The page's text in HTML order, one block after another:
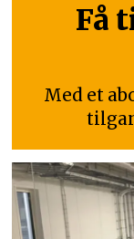
Få
Med et